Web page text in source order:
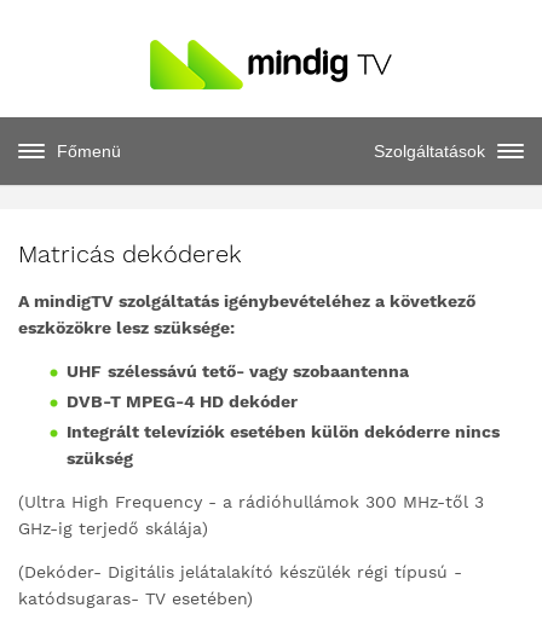
Főmenü Szolgáltatások
Matricás dekóderek
A mindigTV szolgáltatás igénybevételéhez a következő
eszközökre lesz szüksége:
UHF szélessávú tető- vagy szobaantenna
DVB-T MPEG-4 HD dekóder
Integrált televíziók esetében külön dekóderre nincs
szükség
(Ultra High Frequency - a rádióhullámok 300 MHz-től 3
GHz-ig terjedő skálája)
(Dekóder- Digitális jelátalakító készülék régi típusú -
katódsugaras- TV esetében)